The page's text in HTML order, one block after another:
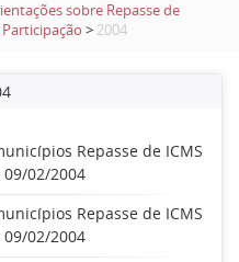
sobre Repasse de
Participação > 2004
Repasse de ICMS
09/02/2004
Repasse de ICMS
09/02/2004